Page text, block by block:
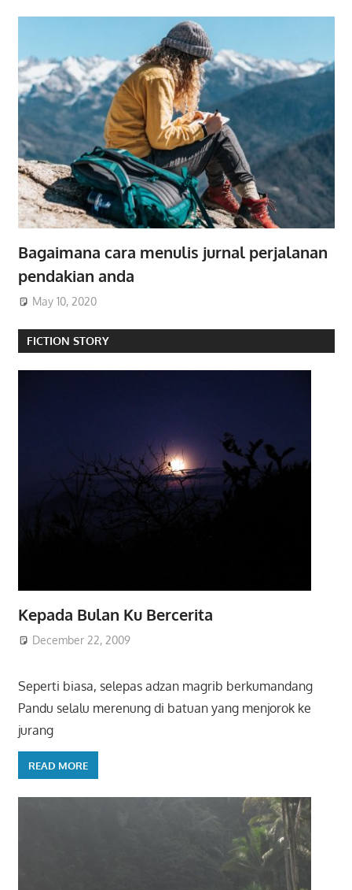
Bagaimana cara menulis jurnal perjalanan
pendakian anda
May 10, 2020
FICTION STORY
Kepada Bulan Ku Bercerita
December 22, 2009
Seperti biasa, selepas adzan magrib berkumandang
Pandu selalu merenung di batuan yang menjorok ke
jurang
READ MORE